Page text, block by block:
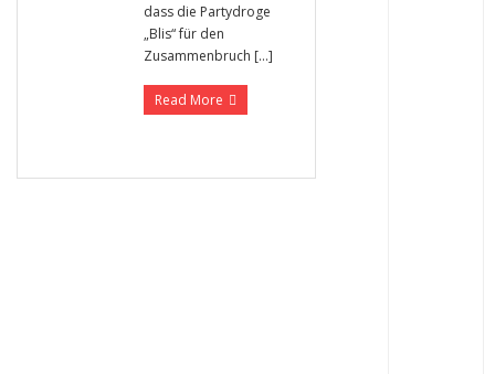
dass die Partydroge
„Blis“ für den
Zusammenbruch […]
Read More